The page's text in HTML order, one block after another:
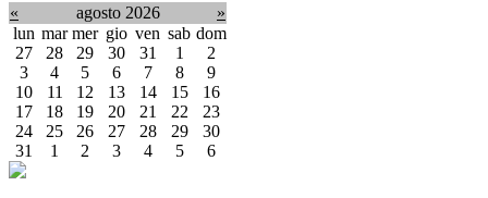
« agosto 2026
»
lun mar mer gio ven sab dom
27
28 29 30 31 1
2
3
4 5 6 7 8
9
10
11 12 13 14 15
16
17
18 19 20 21 22
23
24
25 26 27 28 29
30
31
1 2 3 4 5 6